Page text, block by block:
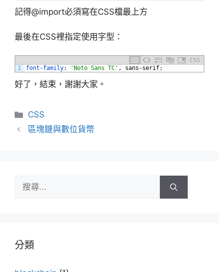
記得@import必須寫在CSS檔最上方
最後在CSS裡指定使用字型：
CSS
1
font-family: 'Noto Sans TC' , sans-serif;
好了，結束，謝謝大家。
分
類
CSS
區塊鏈與數位貨幣
尋:
分類